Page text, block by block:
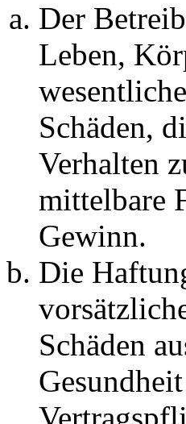
Der
Leben,
Schäden,
Verhalten
mittelbare
Gewinn.
Die
Schäden